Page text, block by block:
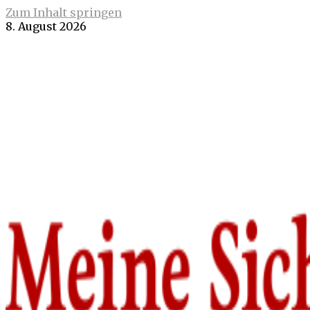
Zum Inhalt springen
8. August 2026